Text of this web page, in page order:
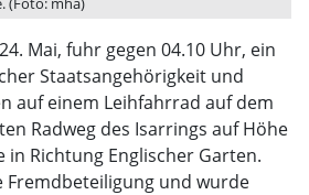
Mai, fuhr gegen 04.10 Uhr, ein
Staatsangehörigkeit und
auf einem Leihfahrrad auf dem
Radweg des Isarrings auf Höhe
Richtung Englischer Garten.
und wurde